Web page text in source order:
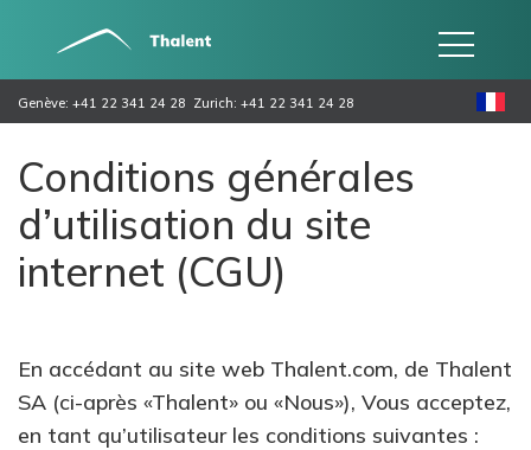
Genève: +41 22 341 24 28 Zurich: +41 22 341 24 28
Conditions générales
d’utilisation du site
internet (CGU)
En accédant au site web Thalent.com, de Thalent
SA (ci-après «Thalent» ou «Nous»), Vous acceptez,
en tant qu’utilisateur les conditions suivantes :